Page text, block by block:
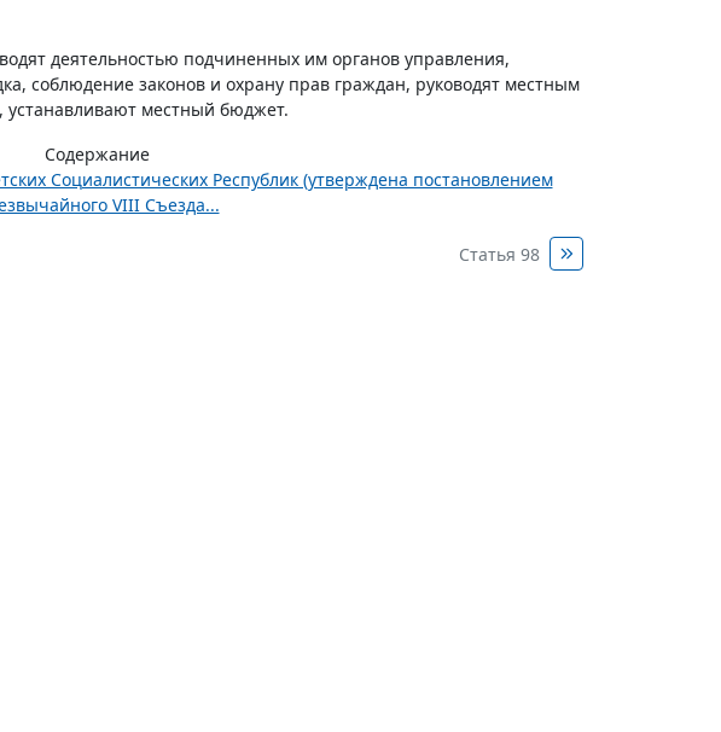
деятельностью подчиненных им органов управления,
соблюдение законов и охрану прав граждан, руководят местным
устанавливают местный бюджет.
Содержание
Социалистических Республик (утверждена постановлением
VIII Съезда...
Статья 98